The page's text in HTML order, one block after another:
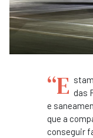
“E das
e
que a
conseguir